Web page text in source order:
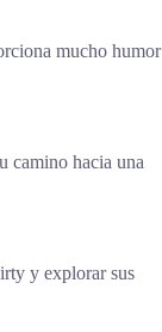
mucho humor
camino hacia una
y explorar sus